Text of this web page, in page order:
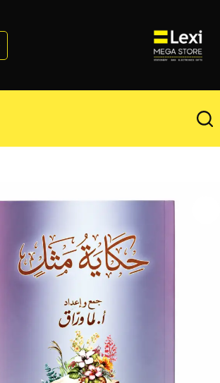
المحتوى